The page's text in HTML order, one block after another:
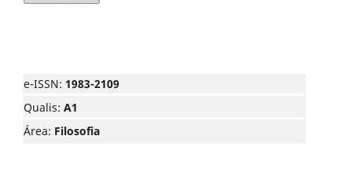
e-ISSN: 1983-2109
Qualis: A1
Área: Filosofia